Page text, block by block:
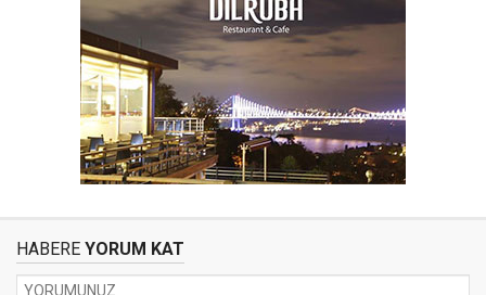
HABERE YORUM KAT